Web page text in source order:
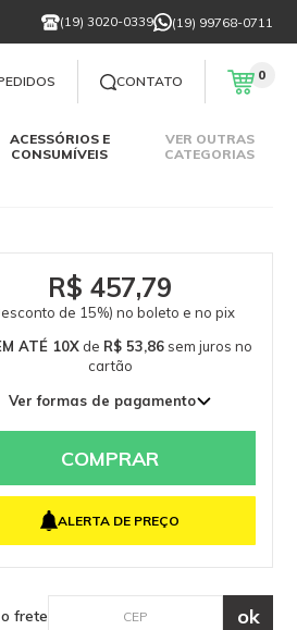
(19) 3020-0339 (19) 99768-0711
CONTATO 0
ACESSÓRIOS E
CONSUMÍVEIS
VER OUTRAS
CATEGORIAS
R$ 457,79
de 15%) no boleto e no pix
ATÉ 10X de R$ 53,86 sem juros no
cartão
Ver formas de pagamento
2x de R$ 269,29 sem juros
5x de R$ 107,72 sem juros
8x de R$ 67,32 sem juros
COMPRAR
ALERTA DE PREÇO
frete